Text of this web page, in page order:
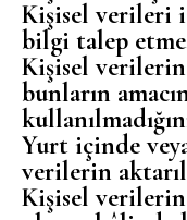
Kişisel verileri
bilgi talep
Kişisel verilerin
bunların
Yurt içinde
verilerin
Kişisel verilerin